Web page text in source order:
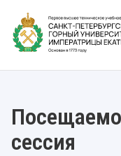
сессия